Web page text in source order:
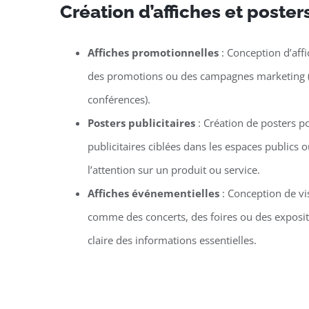
Création d’affiches et
Affiches promotionnelles: Conception
des promotions ou des campagnes marketing
conférences).
Posters publicitaires: Création de posters
publicitaires ciblées dans les espaces publics
l’attention sur un produit ou service.
Affiches événementielles: Conception de
comme des concerts, des foires ou des
claire des informations essentielles.